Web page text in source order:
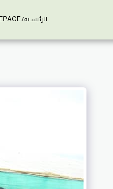
الرئيسية/ HOMEPAGE